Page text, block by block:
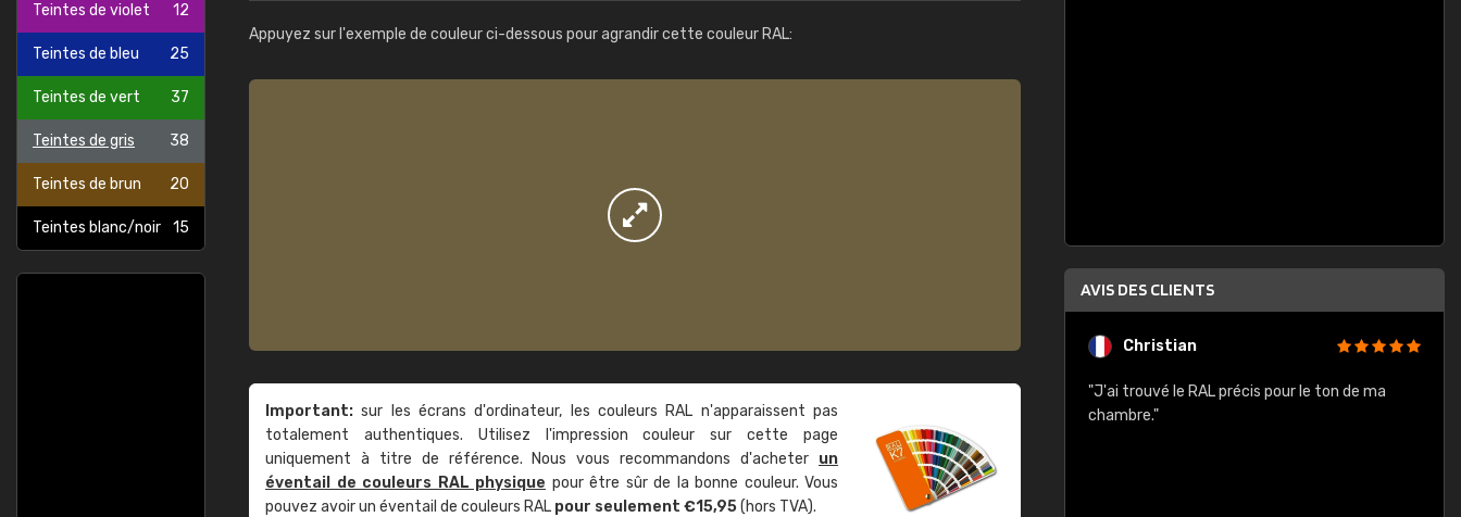
Teintes de violet 12
Teintes de bleu 25
Teintes de vert 37
Teintes de gris 38
Teintes de brun 20
Teintes blanc/noir 15
Appuyez sur l'exemple de couleur ci-dessous pour agrandir cette couleur RAL:
Important: sur les écrans d'ordinateur, les couleurs RAL n'apparaissent pas
totalement authentiques. Utilisez l'impression couleur sur cette page
uniquement à titre de référence. Nous vous recommandons d'acheter un
éventail de couleurs RAL physique pour être sûr de la bonne couleur. Vous
pouvez avoir un éventail de couleurs RAL pour seulement €15,95(hors TVA).
AVIS DES CLIENTS
"Le site ne permet pas de voir clairement quels
sont les produits disponibles. Il y a plusieurs
palettes de couleurs: Classic, Design, etc. On ne
comprend pas qui est quoi. La livraison s'est
bien passé et le produit reçu me convient."
Christian
"J'ai trouvé le RAL précis pour le ton de ma
chambre."